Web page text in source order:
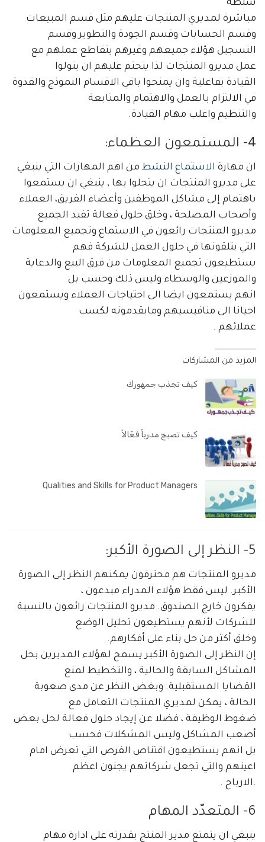
سلطة
مباشرة لمديري المنتجات عليهم مثل قسم المبيعات
وقسم الحسابات وقسم الجودة والتطوير وقسم
التسجيل هؤلاء جميعهم وغيرهم يتقاطع عملهم مع
عمل مديرو المنتجات لذا يتحتم عليهم ان يتولوا
القيادة بفاعلية وان يمنحوا باقي الاقسام النموذج والقدوة
في الالتزام بالعمل والاهتمام والمتابعة
والتنظيم واغلب مهام القيادة.
4- المستمعون العظماء:
ان مهارة الاستماع النشط من اهم المهارات التي ينبغي
على مديرو المنتجات ان يتحلوا بها , ينبغي ان يستمعوا
باهتمام إلى مشاكل الموظفين وأعضاء الفريق، العملاء
وأصحاب المصلحة ، وخلق حلول فعالة تفيد الجميع
مديرو المنتجات رائعون في الاستماع وتجميع المعلومات
التي يتلقونها في حلول العمل للشركة فهم
يستطيعون تجميع المعلومات من فرق البيع والدعاية
والموزعين والوسطاء وليس ذلك وحسب بل
انهم يستمعون ايضا الى احتياجات العملاء ويستمعون
احيانا الى منافيسيهم ومايقدمونه لكسب
عملائهم .
المزيد من المشاركات
كيف تجذب جمهورك
كيف تصبج مدرباً فعّالاً
Qualities and Skills for Product Managers
5- النظر إلى الصورة الأكبر:
مديرو المنتجات هم محترفون يمكنهم النظر إلى الصورة
الأكبر. ليس فقط هؤلاء المدراء مبدعون ،
يفكرون خارج الصندوق. مديرو المنتجات رائعون بالنسبة
للشركات لأنهم يستطيعون تحليل الوضع
وخلق أكثر من حل بناء على أفكارهم.
إن النظر إلى الصورة الأكبر يسمح لهؤلاء المديرين بحل
المشاكل السابقة والحالية ، والتخطيط لمنع
القضايا المستقبلية. وبغض النظر عن مدى صعوبة
الحالة ، يمكن لمديري المنتجات التعامل مع
ضغوط الوظيفة ، فضلا عن إيجاد حلول فعالة لحل بعض
أصعب المشاكل وليس المشكلات فحسب
بل انهم يستطيعون اقتناص الفرص التي تعرض امام
اعينهم والتي تجعل شركاتهم يجنون اعظم
.الارباح .
6- المتعدّد المهام
ينبغي ان يتمتع مدير المنتج بقدرته على ادارة مهام